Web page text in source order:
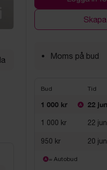
Moms på bud
Bud Tid
1 000 kr 22
1 000 kr 22
950 kr 20
= Autobud